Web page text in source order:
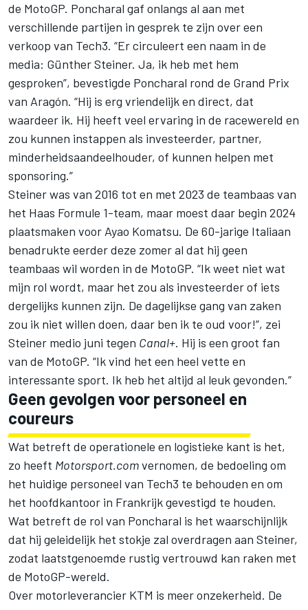
de MotoGP. Poncharal gaf onlangs al aan met
verschillende partijen in gesprek te zijn over een
verkoop van Tech3. “Er circuleert een naam in de
media: Günther Steiner. Ja, ik heb met hem
gesproken”, bevestigde Poncharal rond de Grand Prix
van Aragón. “Hij is erg vriendelijk en direct, dat
waardeer ik. Hij heeft veel ervaring in de racewereld en
zou kunnen instappen als investeerder, partner,
minderheidsaandeelhouder, of kunnen helpen met
sponsoring.”
Steiner was van 2016 tot en met 2023 de teambaas van
het Haas Formule 1-team, maar moest daar begin 2024
plaatsmaken voor Ayao Komatsu. De 60-jarige Italiaan
benadrukte eerder deze zomer al dat hij geen
teambaas wil worden in de MotoGP. “Ik weet niet wat
mijn rol wordt, maar het zou als investeerder of iets
dergelijks kunnen zijn. De dagelijkse gang van zaken
zou ik niet willen doen, daar ben ik te oud voor!”, zei
Steiner medio juni tegen Canal+. Hij is een groot fan
van de MotoGP. “Ik vind het een heel vette en
interessante sport. Ik heb het altijd al leuk gevonden.”
Geen gevolgen voor personeel en
coureurs
Wat betreft de operationele en logistieke kant is het,
zo heeft Motorsport.comvernomen, de bedoeling om
het huidige personeel van Tech3 te behouden en om
het hoofdkantoor in Frankrijk gevestigd te houden.
Wat betreft de rol van Poncharal is het waarschijnlijk
dat hij geleidelijk het stokje zal overdragen aan Steiner,
zodat laatstgenoemde rustig vertrouwd kan raken met
de MotoGP-wereld.
Over motorleverancier KTM is meer onzekerheid. De